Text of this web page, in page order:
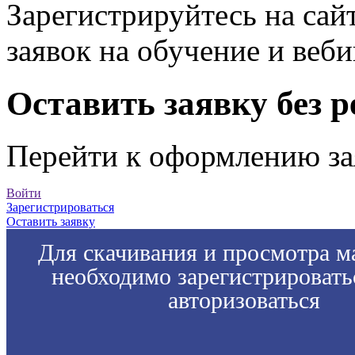
Зарегистрируйтесь на
заявок на обучение и
Оставить заявку без
Перейти к оформлению
Войти
Зарегистрироваться
Оставить заявку
Для скачивания и просмотра
необходимо
авторизоваться